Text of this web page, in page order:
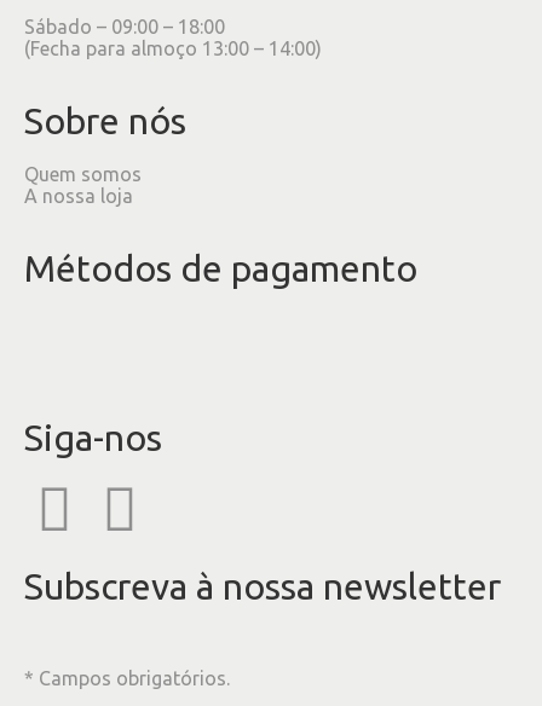
Sábado – 09:00 – 18:00
(Fecha para almoço 13:00 – 14:00)
Sobre nós
Quem somos
A nossa loja
Métodos de pagamento
Siga-nos
Subscreva à nossa newsletter
* Campos obrigatórios.